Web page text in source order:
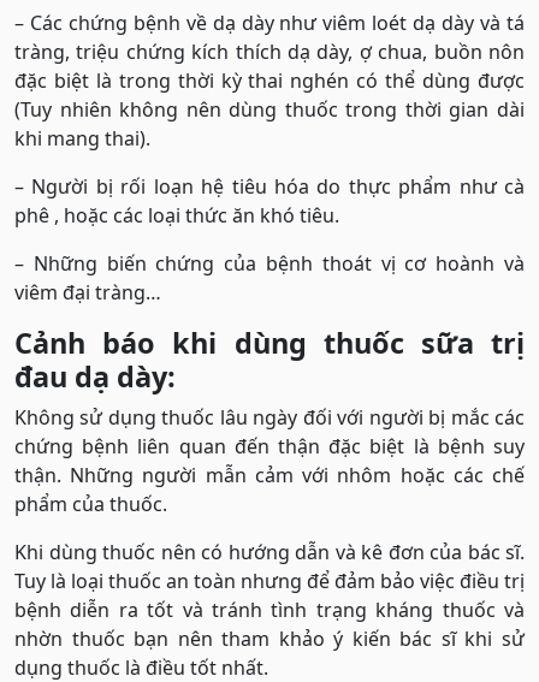
– Các chứng bệnh về dạ dày như viêm loét dạ dày và tá
tràng, triệu chứng kích thích dạ dày, ợ chua, buồn nôn
đặc biệt là trong thời kỳ thai nghén có thể dùng được
(Tuy nhiên không nên dùng thuốc trong thời gian dài
khi mang thai).
– Người bị rối loạn hệ tiêu hóa do thực phẩm như cà
phê , hoặc các loại thức ăn khó tiêu.
– Những biến chứng của bệnh thoát vị cơ hoành và
viêm đại tràng…
Cảnh báo khi dùng thuốc sữa trị
đau dạ dày:
Không sử dụng thuốc lâu ngày đối với người bị mắc các
chứng bệnh liên quan đến thận đặc biệt là bệnh suy
thận. Những người mẫn cảm với nhôm hoặc các chế
phẩm của thuốc.
Khi dùng thuốc nên có hướng dẫn và kê đơn của bác sĩ.
Tuy là loại thuốc an toàn nhưng để đảm bảo việc điều trị
bệnh diễn ra tốt và tránh tình trạng kháng thuốc và
nhờn thuốc bạn nên tham khảo ý kiến bác sĩ khi sử
dụng thuốc là điều tốt nhất.